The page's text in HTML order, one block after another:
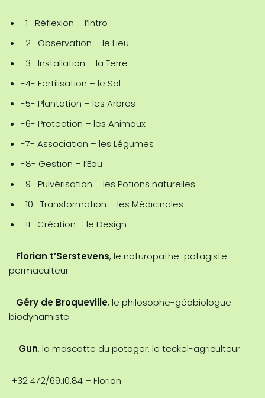
-1- Réflexion – l’Intro
-2- Observation – le Lieu
-3- Installation – la Terre
-4- Fertilisation – le Sol
-5- Plantation – les Arbres
-6- Protection – les Animaux
-7- Association – les Légumes
-8- Gestion – l’Eau
-9- Pulvérisation – les Potions naturelles
-10- Transformation – les Médicinales
-11- Création – le Design
Florian t’Serstevens, le naturopathe-potagiste
permaculteur
Géry de Broqueville, le philosophe-géobiologue
biodynamiste
Gun, la mascotte du potager, le teckel-agriculteur
+32 472/69.10.84 – Florian